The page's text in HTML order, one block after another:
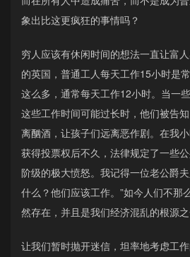
象出比这更疯狂的事情吗？
穷人应该有休闲时间的想法一直让富
的英国，普通工人每天工作15小时是
这么多，通常每天工作12小时。当一
这些工作时间可能过长时，他们被告
离酗酒，让孩子们远离恶作剧。在我
获得投票权后不久，法律规定了一些
阶级的极大愤怒。我记得一位老公爵
什么？他们应该工作。”如今人们不那
然存在，并且是我们经济混乱的根源之
让我们暂时抛开迷信，坦率地考虑工